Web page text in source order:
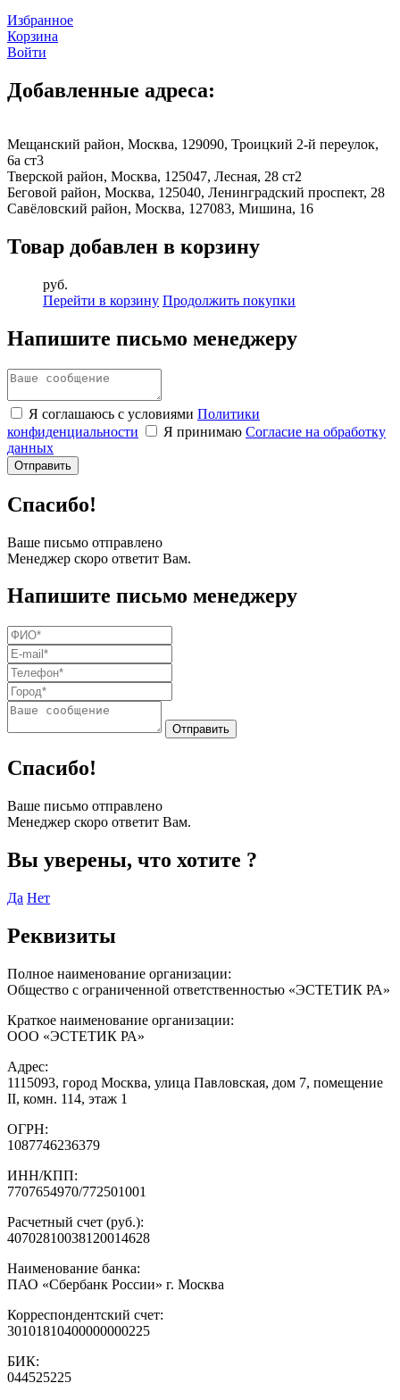
Избранное
Корзина
Войти
Добавленные адреса:
Мещанский район, Москва, 129090, Троицкий 2-й переулок,
6а ст3
Тверской район, Москва, 125047, Лесная, 28 ст2
Беговой район, Москва, 125040, Ленинградский проспект, 28
Савёловский район, Москва, 127083, Мишина, 16
Товар добавлен в корзину
руб.
Перейти в корзину Продолжить покупки
Напишите письмо менеджеру
Я соглашаюсь с условиями Политики
конфиденциальности
Я принимаю Согласие на обработку
данных
Спасибо!
Ваше письмо отправлено
Менеджер скоро ответит Вам.
Напишите письмо менеджеру
Спасибо!
Ваше письмо отправлено
Менеджер скоро ответит Вам.
Вы уверены, что хотите ?
Да Нет
Реквизиты
Полное наименование организации:
Общество с ограниченной ответственностью «ЭСТЕТИК РА»
Краткое наименование организации:
ООО «ЭСТЕТИК РА»
Адрес:
1115093, город Москва, улица Павловская, дом 7, помещение
II, комн. 114, этаж 1
ОГРН:
1087746236379
ИНН/КПП:
7707654970/772501001
Расчетный счет (руб.):
40702810038120014628
Наименование банка:
ПАО «Сбербанк России» г. Москва
Корреспондентский счет:
30101810400000000225
БИК:
044525225